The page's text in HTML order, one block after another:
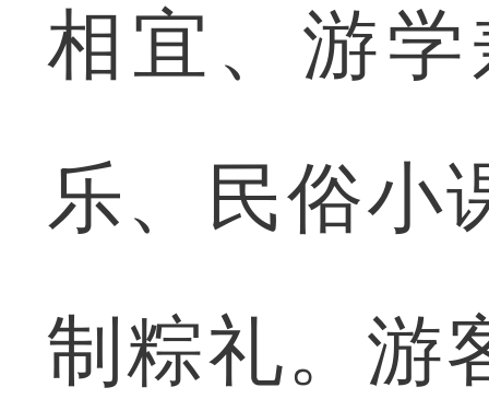
相宜、游
乐、民俗小
制粽礼。游